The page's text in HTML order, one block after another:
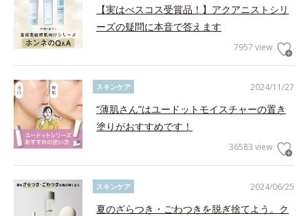
【実はべスコス受賞品！】アクアニストシリ
ーズの疑問に本音で答えます
7957 view
2024/11/27
スキンケア
“薄肌さん”はユードットモイスチャーの置き
塗りがおすすめです！
36583 view
2024/06/25
スキンケア
夏のざらつき・ごわつきを脱ぎ捨てよう。ク